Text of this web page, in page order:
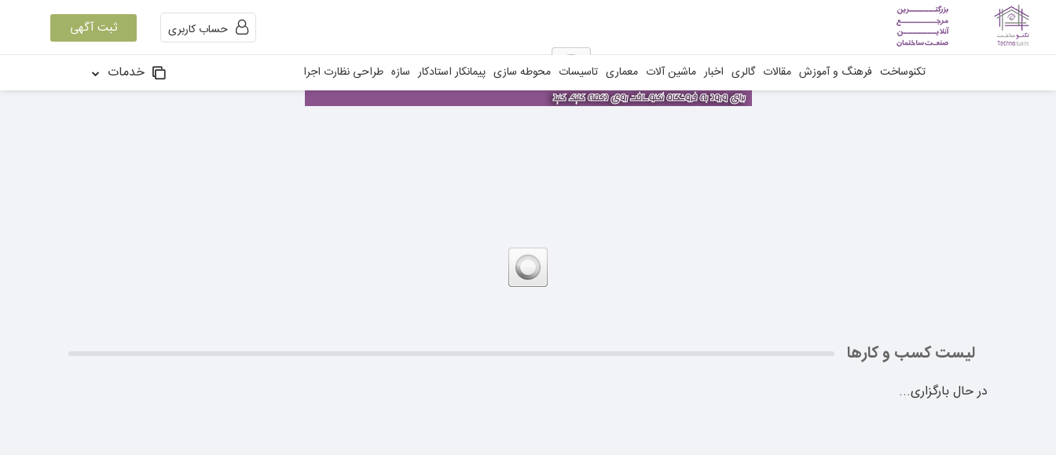
حساب کاربری ثبت آگهی
تکنوساخت فرهنگ و آموزش مقالات گالری اخبار ماشین آلات معماری تاسیسات محوطه سازی پیمانکار استادکار سازه طراحی نظارت اجرا خدمات
لیست کسب و کارها
در حال بارگزاری...